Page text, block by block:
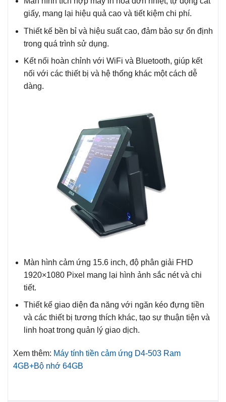
giấy, mang lại hiệu quả cao và tiết kiệm chi phí.
Thiết kế bền bỉ và hiệu suất cao, đảm bảo sự ổn định
trong quá trình sử dụng.
Kết nối hoàn chỉnh với WiFi và Bluetooth, giúp kết
nối với các thiết bị và hệ thống khác một cách dễ
dàng.
Màn hình cảm ứng 15.6 inch, độ phân giải FHD
1920×1080 Pixel mang lại hình ảnh sắc nét và chi
tiết.
Thiết kế giao diện đa năng với ngăn kéo đựng tiền
và các thiết bị tương thích khác, tạo sự thuận tiện và
linh hoạt trong quản lý giao dịch.
Xem thêm: Máy tính tiền cảm ứng D4-503 Ram
4GB+Bộ nhớ 64GB